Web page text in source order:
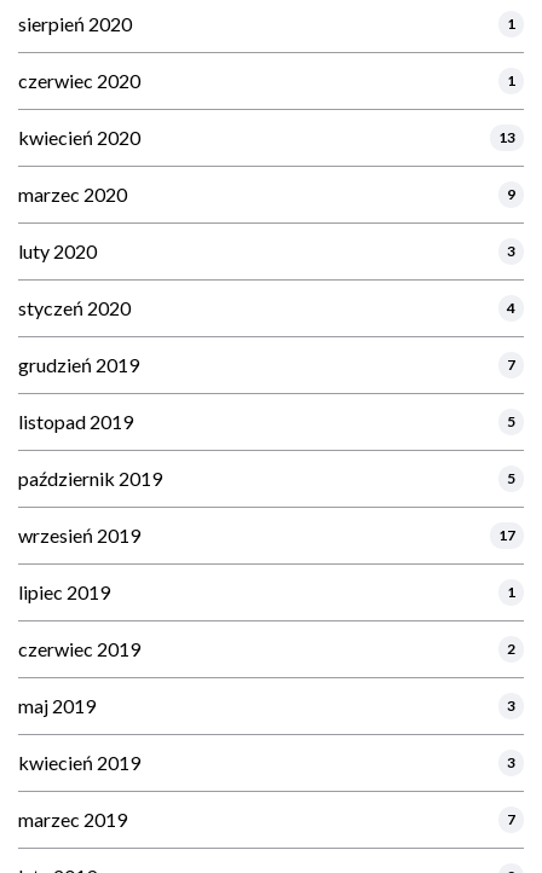
sierpień 2020 1
czerwiec 2020 1
kwiecień 2020 13
marzec 2020 9
luty 2020 3
styczeń 2020 4
grudzień 2019 7
listopad 2019 5
październik 2019 5
wrzesień 2019 17
lipiec 2019 1
czerwiec 2019 2
maj 2019 3
kwiecień 2019 3
marzec 2019 7